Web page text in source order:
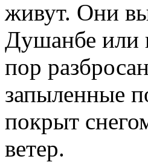
живут. Они
Душанбе или
пор
запыленные
покрыт
ветер.